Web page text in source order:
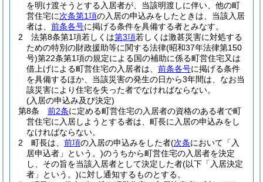
を明け渡そうとする入居者が、当該明渡しに伴い、他の町
営住宅に次条第1項の入居の申込みをしたときは、当該入居
者は、 前条各号に掲げる条件を具備する者とみなす。
2
法第8条第1項若しくは第3項若しくは激甚災害に対処する
ための特別の財政援助等に関する法律(昭和37年法律第150
号)第22条第1項の規定による国の補助に係る町営住宅又は
借上げによる町営住宅の入居者は、 前条各号に掲げる条件
を具備するほか、当該災害の発生の日から3年間は、なお当
該災害により住宅を失った者でなければならない。
(入居の申込み及び決定)
第8条
前2条に定める町営住宅の入居者の資格のある者で町
営住宅に入居しようとする者は、町長に入居の申込みをし
なければならない。
2
町長は、 前項の入居の申込みをした者(次条において「入
居申込者」という。)のうちから町営住宅の入居者を決定
し、その旨を当該入居者として決定した者(以下「入居決定
者」という。)に対し通知するものとする。